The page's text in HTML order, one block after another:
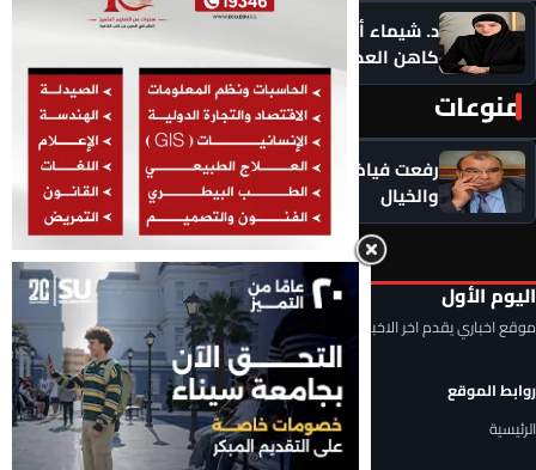
د. شيماء أحمدين تكتب .. حين يصبح الذكاء الاصطناعي
كاهن العصر: هل نستبدل التأمل بالاستهلاك؟
منوعات المزيد ‹
رفعت فياض يكتب .. تظلمات الثانوية العامة بين الواقع
والخيال
اليوم الأول
موقع اخباري يقدم اخر الاخبار المحلية والعربية والعالمية
روابط الموقع
الرئيسية